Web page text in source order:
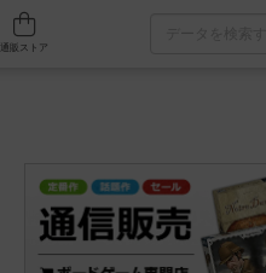
人気ボードゲーム